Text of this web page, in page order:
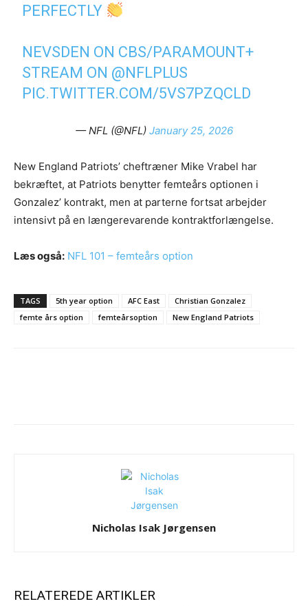
PERFECTLY
NEVSDEN ON CBS/PARAMOUNT+
STREAM ON @NFLPLUS
PIC.TWITTER.COM/5VS7PZQCLD
— NFL (@NFL) January 25, 2026
New England Patriots’ cheftræner Mike Vrabel har
bekræftet, at Patriots benytter femteårs optionen i
Gonzalez’ kontrakt, men at parterne fortsat arbejder
intensivt på en længerevarende kontraktforlængelse.
Læs også: NFL 101 – femteårs option
TAGS 5th year option AFC East
Christian Gonzalez
femte års option
femteårsoption New England Patriots
Nicholas Isak Jørgensen
RELATEREDE ARTIKLER